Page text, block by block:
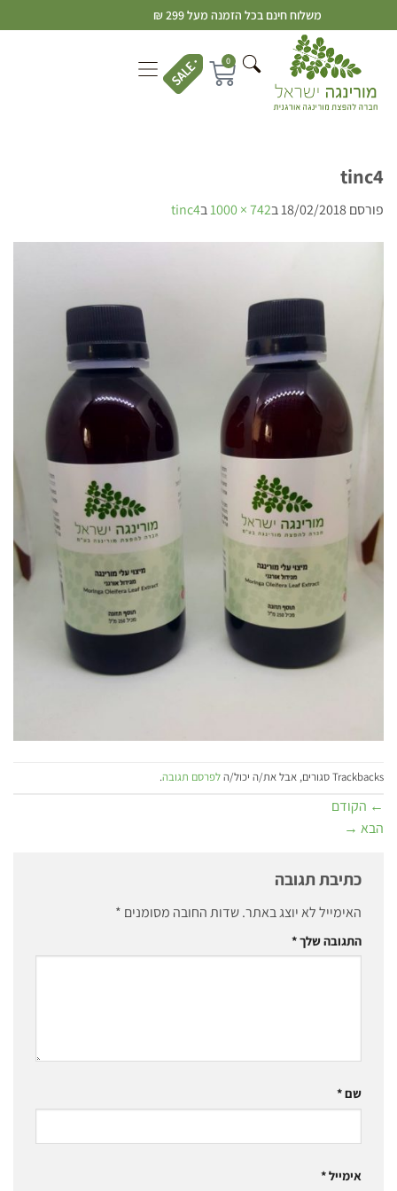
משלוח חינם בכל הזמנה מעל 299 ₪
0
tinc4
פורסם18/02/2018ב742 × 1000 בtinc4
Trackbacks סגורים, אבל את/ה יכול/ה לפרסם תגובה.
← הקודם
הבא →
כתיבת תגובה
האימייל לא יוצג באתר.שדות החובה מסומנים *
התגובה שלך*
שם*
אימייל*